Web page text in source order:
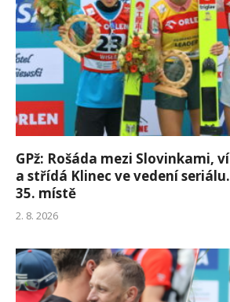
GPž: Rošáda mezi Slovinkami,
a střídá Klinec ve vedení
35. místě
2. 8. 2026